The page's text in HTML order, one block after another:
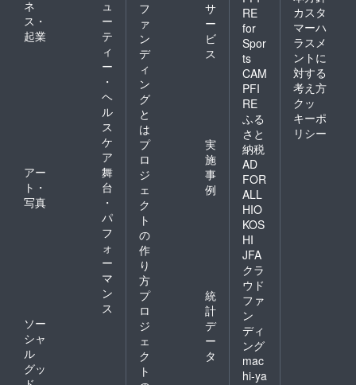
ネ
ス・
起業
ュ
ー
テ
ィ
ー
・
ヘ
ル
ス
ケ
ア
アー
ト・
写真
舞
台
・
パ
フ
ォ
ー
マ
ン
ス
ソー
シャ
ル
グッ
フ
ァ
ン
デ
ィ
ン
グ
と
は
サ
ー
ビ
ス
プ
ロ
ジ
ェ
ク
ト
の
作
り
方
実
施
事
例
プ
ロ
ジ
ェ
ク
ト
統
計
デ
ー
タ
RE
for
Spor
ts
CAM
PFI
RE
ふる
さと
納税
AD
FOR
ALL
HIO
KOS
HI
JFA
クラ
ウド
ファ
ン
ディ
ング
mac
hi-ya
カスタ
マーハ
ラスメ
ントに
対する
考え方
クッ
キーポ
リシー